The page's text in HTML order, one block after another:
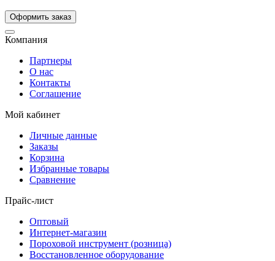
Компания
Партнеры
О нас
Контакты
Соглашение
Мой кабинет
Личные данные
Заказы
Корзина
Избранные товары
Сравнение
Прайс-лист
Оптовый
Интернет-магазин
Пороховой инструмент (розница)
Восстановленное оборудование